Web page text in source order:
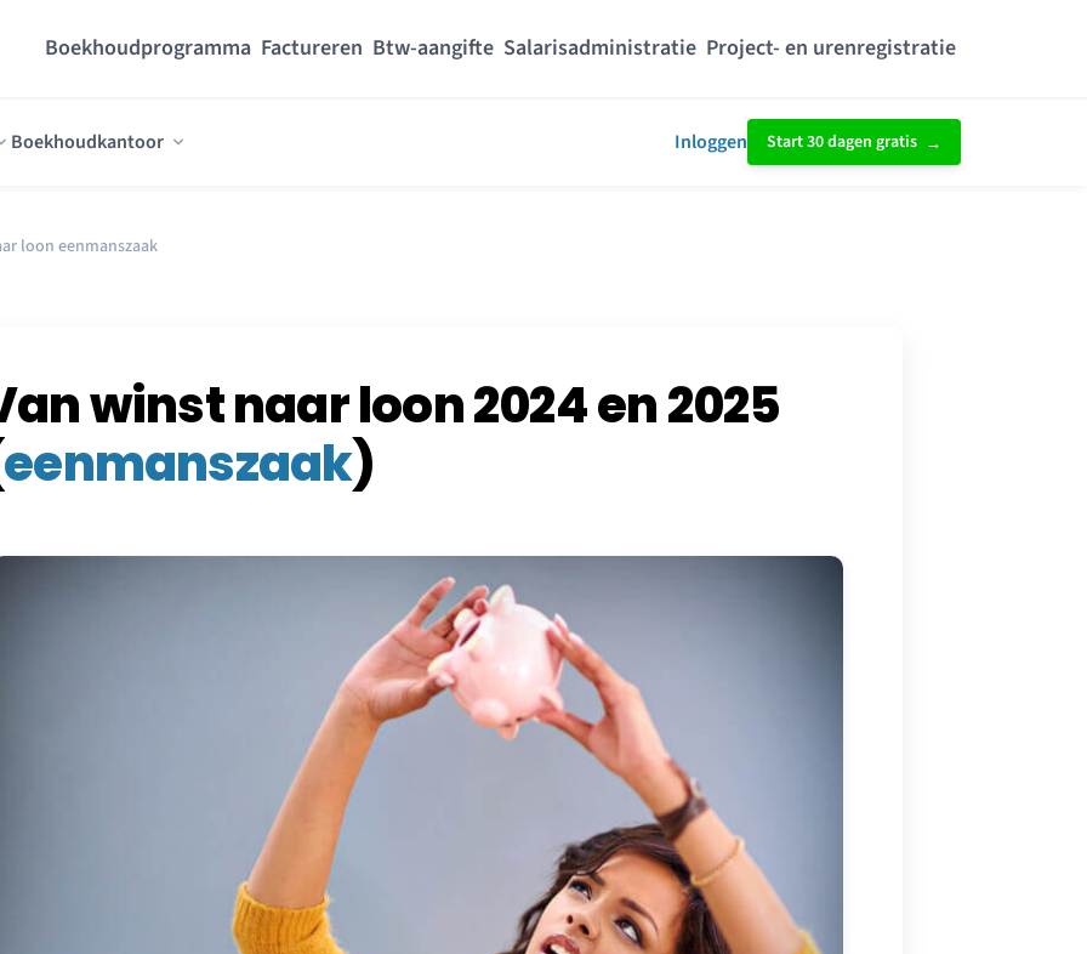
Boekhoudprogramma Factureren Btw-aangifte Salarisadministratie Project- en urenregistratie
Boekhoudkantoor Inloggen Start 30 dagen gratis
loon eenmanszaak
winst naar loon 2024 en 2025
eenmanszaak)